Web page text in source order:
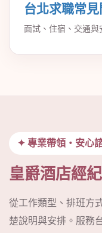
台北求職常
面試、住宿、交通與
✦ 專業帶領・安心
皇爵酒店經紀
從工作類型、排班方
楚說明與安排。服務